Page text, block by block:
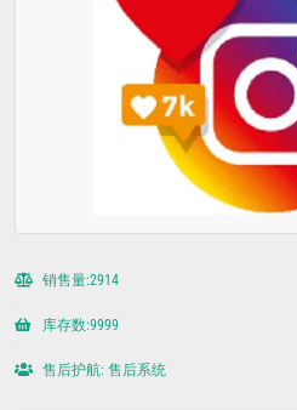
销售量:2914
库存数:9999
售后护航: 售后系统